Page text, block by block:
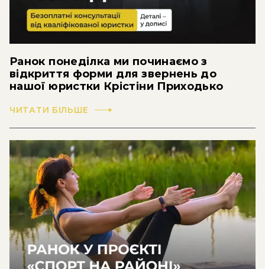
Ранок понеділка ми починаємо з
відкриття форми для звернень до
нашої юристки Крістіни Приходько
ЧИТАТИ БІЛЬШЕ